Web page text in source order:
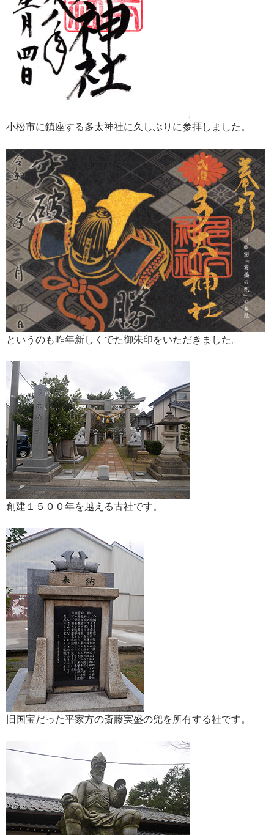
小松市に鎮座する多太神社に久しぶりに参拝しました。
というのも昨年新しくでた御朱印をいただきました。
創建１５００年を越える古社です。
旧国宝だった平家方の斎藤実盛の兜を所有する社です。